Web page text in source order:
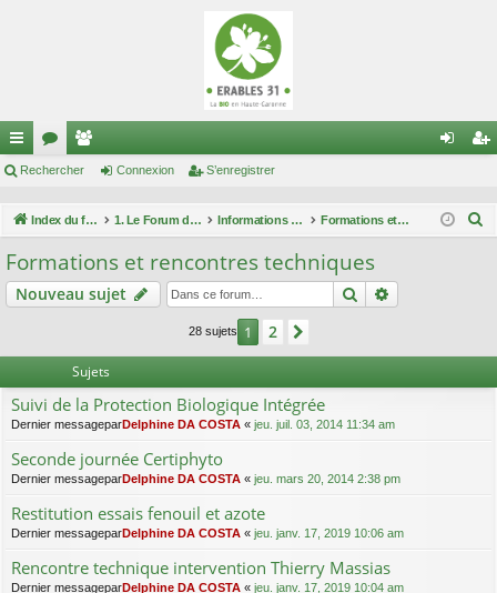
cc
ra
pi
de
or
m
s
e
br
es
xi eg
Rechercher Connexion S’enregistrer
Index du forum 1. Le Forum des maraîchers Informations techniques Formations et rencontres techniques
h
r
Formations et rencontres techniques
Nouveau sujet Rechercher
28 sujets 1 2
Sujets
Suivi de la Protection Biologique Intégrée
Dernier messageparDelphine DA COSTA « jeu. juil. 03, 2014 11:34 am
Seconde journée Certiphyto
Dernier messageparDelphine DA COSTA « jeu. mars 20, 2014 2:38 pm
Restitution essais fenouil et azote
Dernier messageparDelphine DA COSTA « jeu. janv. 17, 2019 10:06 am
Rencontre technique intervention Thierry Massias
Dernier messageparDelphine DA COSTA « jeu. janv. 17, 2019 10:04 am